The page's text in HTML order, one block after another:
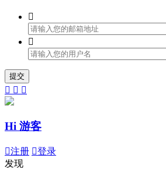


提交
  
Hi 游客
注册 登录
发现